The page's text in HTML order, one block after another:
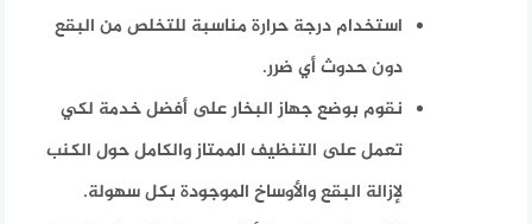
استخدام درجة حرارة مناسبة للتخلص من البقع
دون حدوث أي ضرر.
نقوم بوضع جهاز البخار على أفضل خدمة لكي
تعمل على التنظيف الممتاز والكامل حول الكنب
لإزالة البقع والأوساخ الموجودة بكل سهولة.